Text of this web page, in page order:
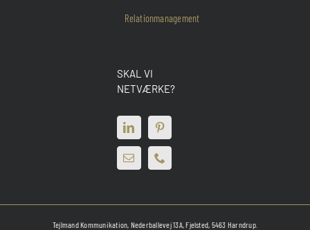
Relationmanagement
SKAL VI
NETVÆRKE?
Tejlmand Kommunikation, Nederballevej 13A, Fjelsted, 5463 Harndrup.